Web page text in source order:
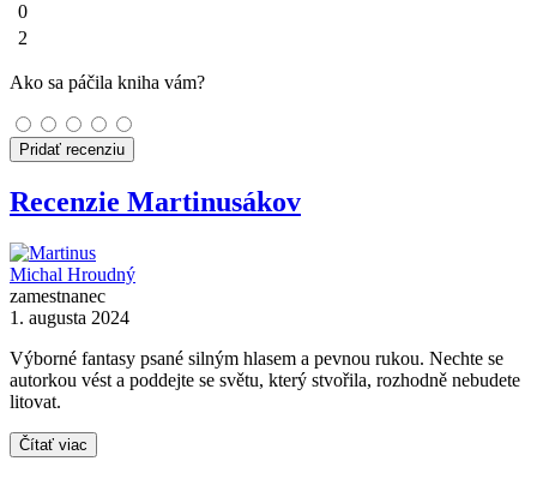
0
2
Ako sa páčila kniha vám?
Pridať recenziu
Recenzie Martinusákov
Michal Hroudný
zamestnanec
1. augusta 2024
Výborné fantasy psané silným hlasem a pevnou rukou. Nechte se
autorkou vést a poddejte se světu, který stvořila, rozhodně nebudete
litovat.
Čítať viac